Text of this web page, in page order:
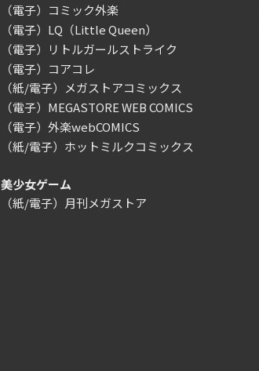
（電子）コミック外楽
（電子）LQ（Little Queen）
（電子）リトルガールストライク
（電子）コアコレ
（紙/電子）メガストアコミックス
（電子）MEGASTORE WEB COMICS
（電子）外楽webCOMICS
（紙/電子）ホットミルクコミックス
美少女ゲーム
（紙/電子）月刊メガストア